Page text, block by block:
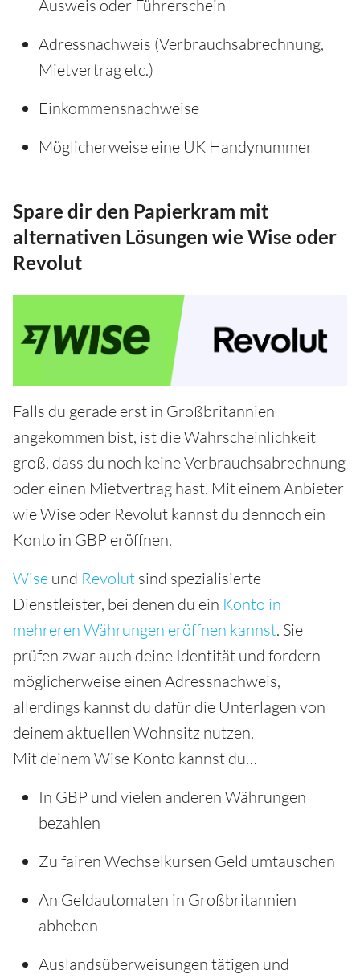
Ausweis oder Führerschein
Adressnachweis (Verbrauchsabrechnung,
Mietvertrag etc.)
Einkommensnachweise
Möglicherweise eine UK Handynummer
Spare dir den Papierkram mit
alternativen Lösungen wie Wise oder
Revolut
Falls du gerade erst in Großbritannien
angekommen bist, ist die Wahrscheinlichkeit
groß, dass du noch keine Verbrauchsabrechnung
oder einen Mietvertrag hast. Mit einem Anbieter
wie Wise oder Revolut kannst du dennoch ein
Konto in GBP eröffnen.
Wise und Revolut sind spezialisierte
Dienstleister, bei denen du ein Konto in
mehreren Währungen eröffnen kannst. Sie
prüfen zwar auch deine Identität und fordern
möglicherweise einen Adressnachweis,
allerdings kannst du dafür die Unterlagen von
deinem aktuellen Wohnsitz nutzen.
Mit deinem Wise Konto kannst du…
In GBP und vielen anderen Währungen
bezahlen
Zu fairen Wechselkursen Geld umtauschen
An Geldautomaten in Großbritannien
abheben
Auslandsüberweisungen tätigen und